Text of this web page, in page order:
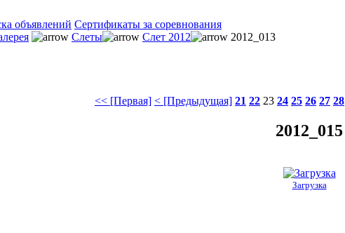
объявлений Сертификаты за соревнования
Слеты Слет 2012 2012_013
<< [Первая] < [Предыдущая] 21 22 23 24 25 26 27 28
2012_015
Загрузка